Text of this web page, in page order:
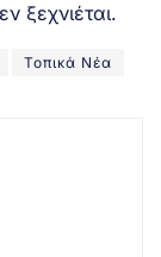
ξεχνιέται.
Τοπικά Νέα